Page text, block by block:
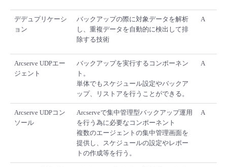
デデュプリケーシ
ョン
バックアップの際に対象データを解析
し、重複データを自動的に検出して排
除する技術
A
Arcserve UDPエー
ジェント
バックアップを実行するコンポーネン
ト。
単体でもスケジュール設定やバックア
ップ、リストアを行うことができる。
A
Arcserve UDPコン
ソール
Arcserveで集中管理型バックアップ運用
を行う為に必要なコンポーネント
複数のエージェントの集中管理画面を
提供し、スケジュールの設定やレポー
トの作成等を行う。
A